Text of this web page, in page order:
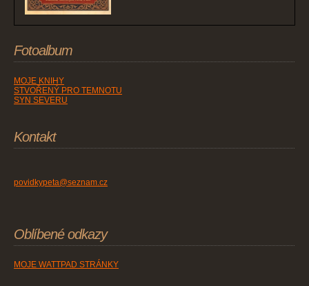
Fotoalbum
MOJE KNIHY
STVOŘENÝ PRO TEMNOTU
SYN SEVERU
Kontakt
povidkypeta@seznam.cz
Oblíbené odkazy
MOJE WATTPAD STRÁNKY